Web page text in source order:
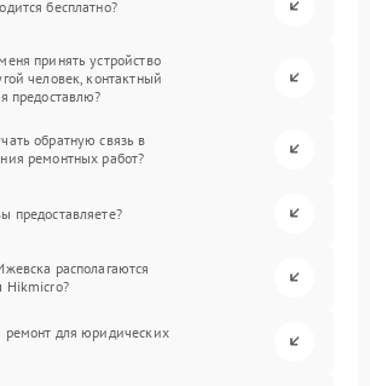
бесплатно?
принять устройство
человек, контактный
предоставлю?
обратную связь в
ремонтных работ?
предоставляете?
располагаются
Hikmicro?
ремонт для юридических